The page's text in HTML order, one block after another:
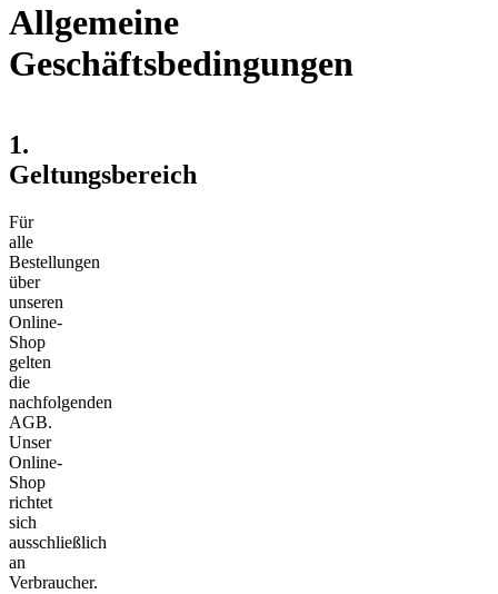
Allgemeine
Geschäftsbedingungen
1.
Geltungsbereich
Für
alle
Bestellungen
über
unseren
Online-
Shop
gelten
die
nachfolgenden
AGB.
Unser
Online-
Shop
richtet
sich
ausschließlich
an
Verbraucher.